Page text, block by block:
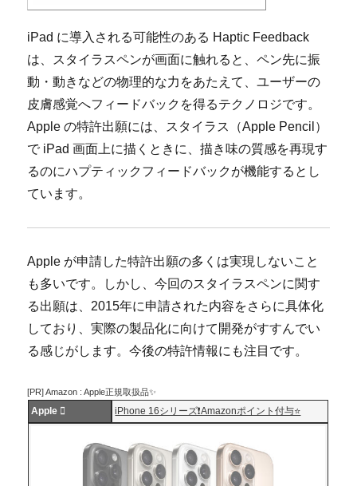
iPad に導入される可能性のある Haptic Feedback
は、スタイラスペンが画面に触れると、ペン先に振
動・動きなどの物理的な力をあたえて、ユーザーの
皮膚感覚へフィードバックを得るテクノロジです。
Apple の特許出願には、スタイラス（Apple Pencil）
で iPad 画面上に描くときに、描き味の質感を再現す
るのにハプティックフィードバックが機能するとし
ています。
Apple が申請した特許出願の多くは実現しないこと
も多いです。しかし、今回のスタイラスペンに関す
る出願は、2015年に申請された内容をさらに具体化
しており、実際の製品化に向けて開発がすすんでい
る感じがします。今後の特許情報にも注目です。
[PR] Amazon : Apple正規取扱品✨
Apple  iPhone 16シリーズ❗️Amazonポイント付与⭐️